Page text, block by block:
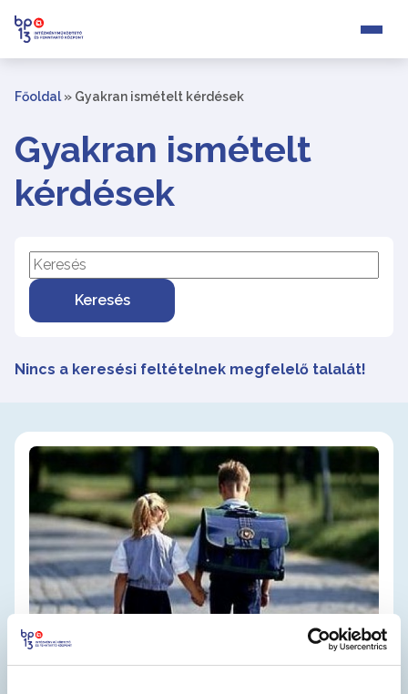
Főoldal » Gyakran ismételt kérdések
Gyakran ismételt
kérdések
Keresés
Nincs a keresési feltételnek megfelelő talalát!